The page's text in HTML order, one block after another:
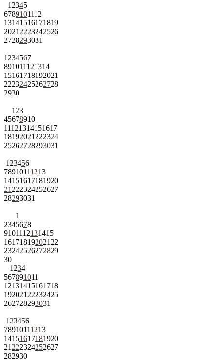
1 2345
6789101112
13141516171819
2021 2223242526
2728293031
1 234567
891011121314
15161718192021
22232425262728
2930
1 23
45678910
11121314151617
18192021 222324
25262728293031
1 23456
78910111213
14151617181920
21 222324252627
28293031
1
2345678
9101112131415
161718192021 22
23242526272829
30
1 234
567891011
12131415161718
192021 22232425
262728293031
1 23456
78910111213
14151617181920
21 222324252627
282930